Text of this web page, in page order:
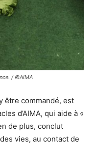
/ ©AIMA
être commandé, est
d’AIMA, qui aide à «
de plus, conclut
vies, au contact de